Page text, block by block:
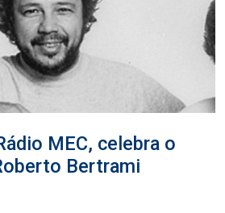
MEC, celebra o
Bertrami